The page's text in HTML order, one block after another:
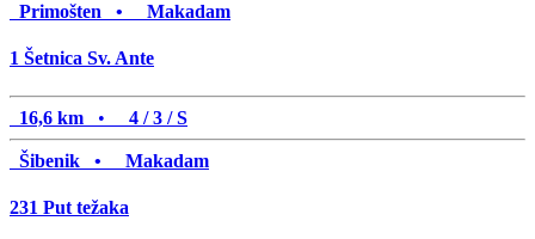
Primošten • Makadam
1 Šetnica Sv. Ante
16,6 km • 4 / 3 / S
Šibenik • Makadam
231 Put težaka